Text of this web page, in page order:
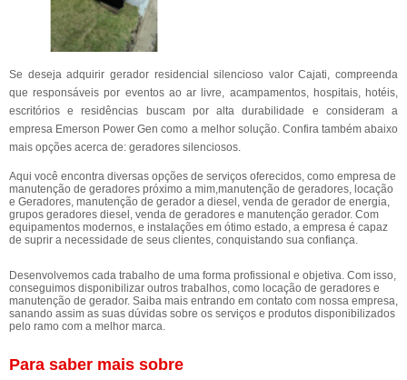
Se deseja adquirir gerador residencial silencioso valor Cajati, compreenda
que responsáveis por eventos ao ar livre, acampamentos, hospitais, hotéis,
escritórios e residências buscam por alta durabilidade e consideram a
empresa Emerson Power Gen como a melhor solução. Confira também abaixo
mais opções acerca de: geradores silenciosos.
Aqui você encontra diversas opções de serviços oferecidos, como empresa de
manutenção de geradores próximo a mim,manutenção de geradores, locação
e Geradores, manutenção de gerador a diesel, venda de gerador de energia,
grupos geradores diesel, venda de geradores e manutenção gerador. Com
equipamentos modernos, e instalações em ótimo estado, a empresa é capaz
de suprir a necessidade de seus clientes, conquistando sua confiança.
Desenvolvemos cada trabalho de uma forma profissional e objetiva. Com isso,
conseguimos disponibilizar outros trabalhos, como locação de geradores e
manutenção de gerador. Saiba mais entrando em contato com nossa empresa,
sanando assim as suas dúvidas sobre os serviços e produtos disponibilizados
pelo ramo com a melhor marca.
Para saber mais sobre